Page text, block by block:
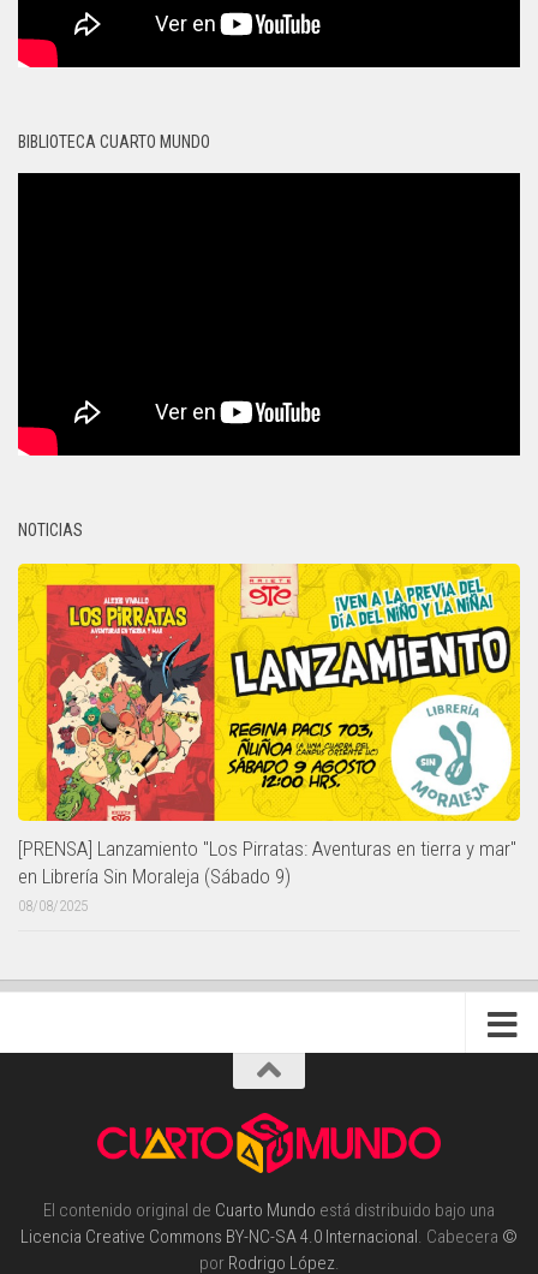
BIBLIOTECA CUARTO MUNDO
NOTICIAS
[PRENSA] Lanzamiento "Los Pirratas: Aventuras en tierra y mar"
en Librería Sin Moraleja (Sábado 9)
08/08/2025
El contenido original de Cuarto Mundo está distribuido bajo una
Licencia Creative Commons BY-NC-SA 4.0 Internacional . Cabecera ©
por Rodrigo López.